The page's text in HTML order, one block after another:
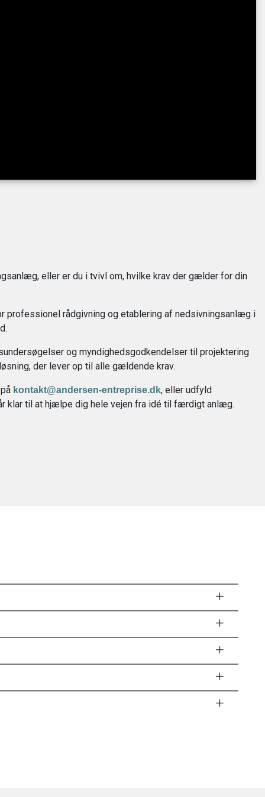
eller er du i tvivl om, hvilke krav der gælder for din
professionel rådgivning og etablering af nedsivningsanlæg i
og myndighedsgodkendelser til projektering
der lever op til alle gældende krav.
kontakt@andersen-entreprise.dk, eller udfyld
klar til at hjælpe dig hele vejen fra idé til færdigt anlæg.